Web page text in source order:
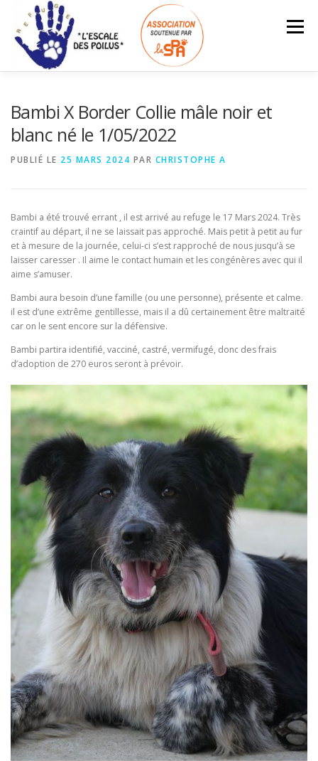
contenu
Menu
Bambi X Border Collie mâle noir et
blanc né le 1/05/2022
PUBLIÉ LE 25 MARS 2024 PAR CHRISTOPHE A
Bambi a été trouvé errant , il est arrivé au refuge le 17 Mars 2024. Très
craintif au départ, il ne se laissait pas approché. Mais petit à petit au fur
et à mesure de la journée, celui-ci s’est rapproché de nous jusqu’à se
laisser caresser . Il aime le contact humain et les congénères avec qui il
aime s’amuser.
Bambi aura besoin d’une famille (ou une personne), présente et calme.
il est d’une extrême gentillesse, mais il a dû certainement être maltraité
car on le sent encore sur la défensive.
Bambi partira identifié, vacciné, castré, vermifugé, donc des frais
d’adoption de 270 euros seront à prévoir.